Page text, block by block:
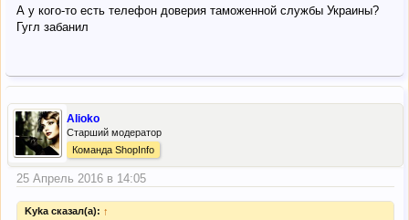
А у кого-то есть телефон доверия таможенной службы Украины?
Гугл забанил
Alioko
Старший модератор
Команда ShopInfo
25 Апрель 2016 в 14:05
Kyka сказал(а): ↑